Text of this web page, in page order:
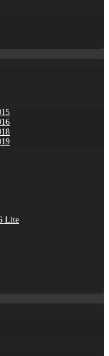
Lite